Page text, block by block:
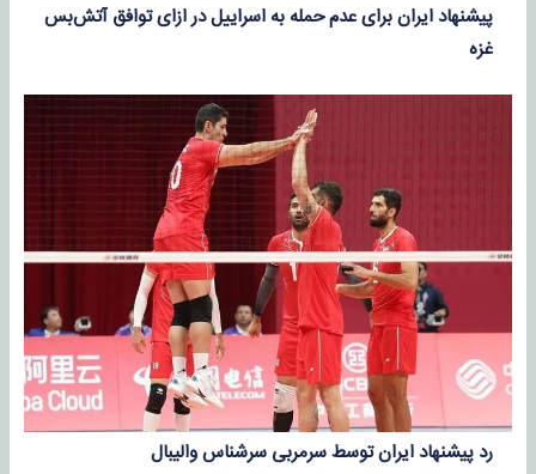
پیشنهاد ایران برای عدم حمله به اسراییل در ازای توافق آتش‌بس
غزه
رد پیشنهاد ایران توسط سرمربی سرشناس والیبال